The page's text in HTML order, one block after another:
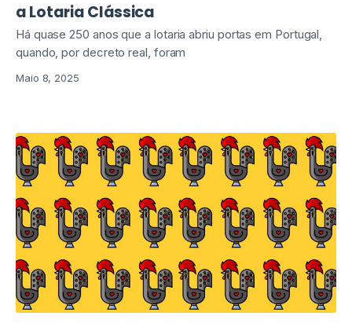
a Lotaria Clássica
Há quase 250 anos que a lotaria abriu portas em Portugal,
quando, por decreto real, foram
Maio 8, 2025